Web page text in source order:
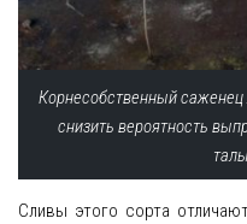
Корнесобственный саженец
снизить вероятность
Сливы этого сорта